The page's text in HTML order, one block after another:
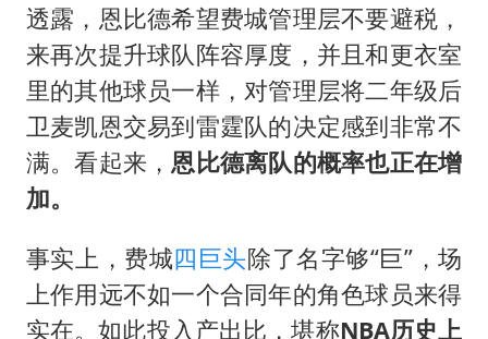
透露，恩比德希望费城管理层不要避税，
来再次提升球队阵容厚度，并且和更衣室
里的其他球员一样，对管理层将二年级后
卫麦凯恩交易到雷霆队的决定感到非常不
满。看起来，恩比德离队的概率也正在增
加。
事实上，费城四巨头除了名字够“巨”，场
上作用远不如一个合同年的角色球员来得
实在。如此投入产出比，堪称NBA历史上